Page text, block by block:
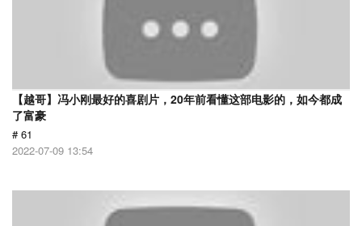
【越哥】冯小刚最好的喜剧片，20年前看懂这部电影的，如今都成
了富豪
# 61
2022-07-09 13:54